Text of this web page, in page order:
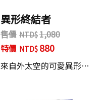
異形終結者
售價
1,080
特價
880
來自外太空的可愛異形…